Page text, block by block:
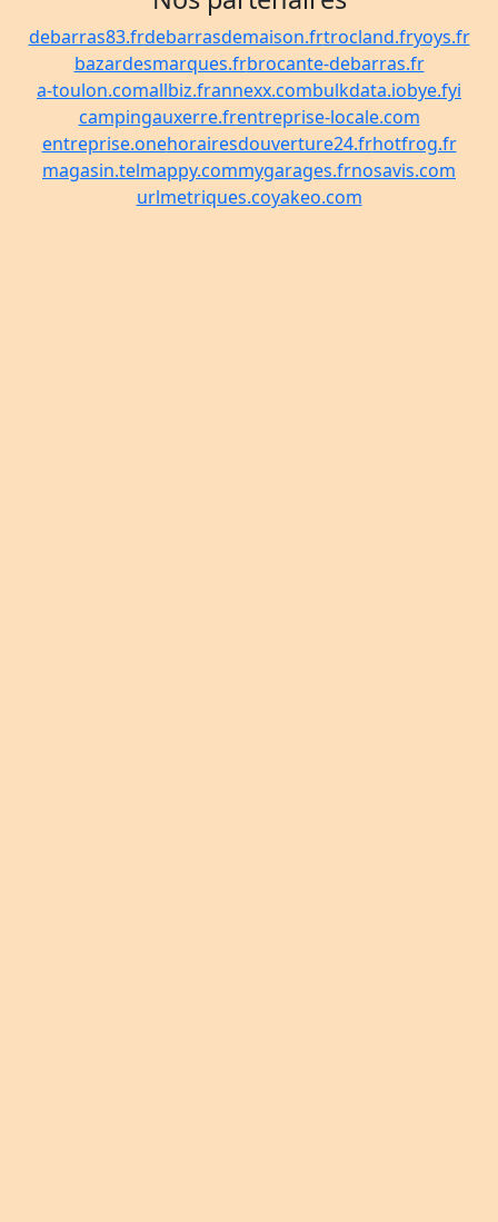
debarras83.frdebarrasdemaison.frtrocland.fryoys.fr
bazardesmarques.frbrocante-debarras.fr
a-toulon.comallbiz.frannexx.combulkdata.iobye.fyi
campingauxerre.frentreprise-locale.com
entreprise.onehorairesdouverture24.frhotfrog.fr
magasin.telmappy.commygarages.frnosavis.com
urlmetriques.coyakeo.com